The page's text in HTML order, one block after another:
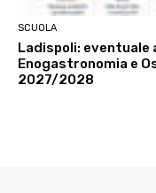
SCUOLA
Ladispoli: eventuale
Enogastronomia e
2027/2028